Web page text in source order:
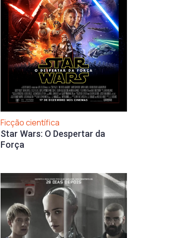
Ficção científica
Star Wars: O Despertar da
Força